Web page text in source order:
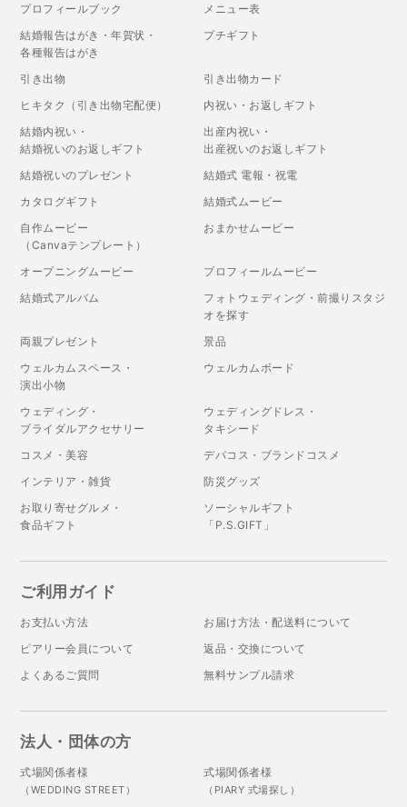
プロフィールブック
メニュー表
結婚報告はがき・年賀状・
各種報告はがき
プチギフト
引き出物
引き出物カード
ヒキタク（引き出物宅配便）
内祝い・お返しギフト
結婚内祝い・
結婚祝いのお返しギフト
出産内祝い・
出産祝いのお返しギフト
結婚祝いのプレゼント
結婚式 電報・祝電
カタログギフト
結婚式ムービー
自作ムービー
（Canvaテンプレート）
おまかせムービー
オープニングムービー
プロフィールムービー
結婚式アルバム
フォトウェディング・前撮りスタジ
オを探す
両親プレゼント
景品
ウェルカムスペース・
演出小物
ウェルカムボード
ウェディング・
ブライダルアクセサリー
ウェディングドレス・
タキシード
コスメ・美容
デパコス・ブランドコスメ
インテリア・雑貨
防災グッズ
お取り寄せグルメ・
食品ギフト
ソーシャルギフト
「P.S.GIFT」
ご利用ガイド
お支払い方法
お届け方法・配送料について
ピアリー会員について
返品・交換について
よくあるご質問
無料サンプル請求
法人・団体の方
式場関係者様
（WEDDING STREET）
式場関係者様
（PIARY 式場探し）